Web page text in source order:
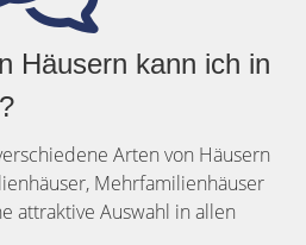
Häusern kann ich in
Arten von Häusern
Mehrfamilienhäuser
attraktive Auswahl in allen